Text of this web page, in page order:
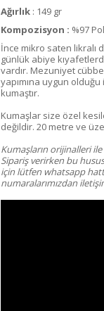
Ağırlık : 149 gr
Kompozisyon : %97
İnce mikro saten likralı
günlük abiye
vardır. Mezuniyet
yapımına uygun
kumaştır.
Kumaşlar size özel
değildir. 20 metre ve
Kumaşların orijinalleri
Sipariş verirken bu
için lütfen whatsapp
numaralarımızdan